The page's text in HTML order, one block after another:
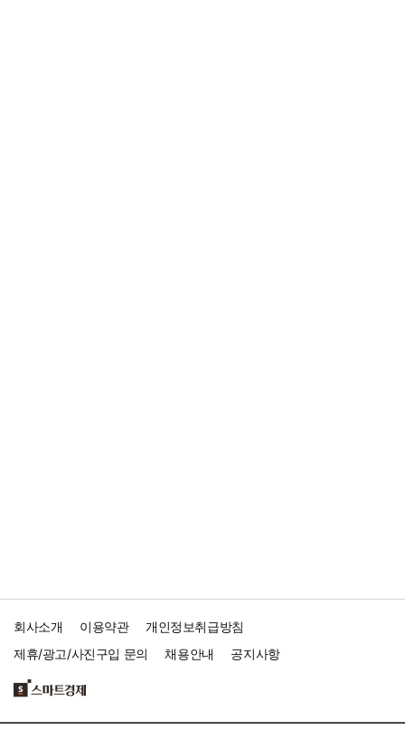
회사소개 이용약관
개인정보취급방침
제휴/광고/사진구입 문의
채용안내 공지사항